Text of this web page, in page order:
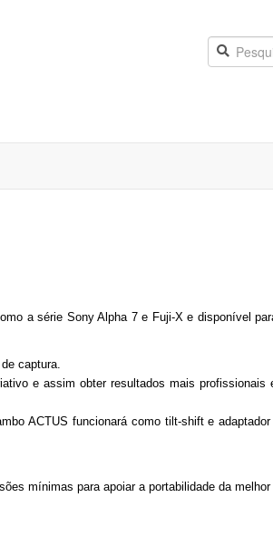
a série Sony Alpha 7 e Fuji-X e disponível
captura.
e assim obterresultados mais profissionais
ACTUS funcionará como tilt-shift e
mínimas para apoiar a portabilidade da melhor